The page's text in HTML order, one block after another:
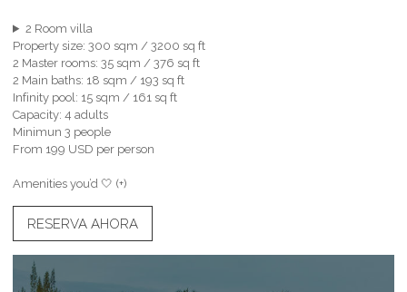
2 Room villa
Property size: 300 sqm / 3200 sq ft
2 Master rooms: 35 sqm / 376 sq ft
2 Main baths: 18 sqm / 193 sq ft
Infinity pool: 15 sqm / 161 sq ft
Capacity: 4 adults
Minimun 3 people
From 199 USD per person
Amenities you’d 🤍 (+)
RESERVA AHORA